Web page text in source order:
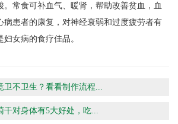
。常食可补血气、暖肾，帮助改善贫血，血
病患者的康复，对神经衰弱和过度疲劳者有
女病的食疗佳品。
卫不卫生？看看制作流程...
干对身体有5大好处，吃...